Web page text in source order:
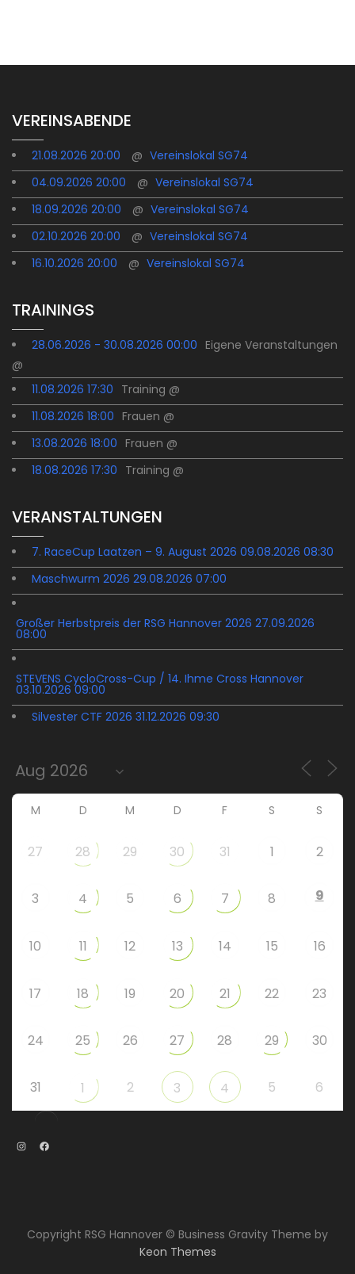
VEREINSABENDE
21.08.2026 20:00 @ Vereinslokal SG74
04.09.2026 20:00
@ Vereinslokal SG74
18.09.2026 20:00
@ Vereinslokal SG74
02.10.2026 20:00
@ Vereinslokal SG74
16.10.2026 20:00
@ Vereinslokal SG74
TRAININGS
28.06.2026 - 30.08.2026 00:00 Eigene Veranstaltungen
@
11.08.2026 17:30 Training @
11.08.2026 18:00 Frauen @
13.08.2026 18:00 Frauen @
18.08.2026 17:30 Training @
VERANSTALTUNGEN
7. RaceCup Laatzen – 9. August 2026 09.08.2026 08:30
Maschwurm 2026 29.08.2026 07:00
Großer Herbstpreis der RSG Hannover 2026 27.09.2026
08:00
STEVENS CycloCross-Cup / 14. Ihme Cross Hannover
03.10.2026 09:00
Silvester CTF 2026 31.12.2026 09:30
M D M D F S S
27 28 29 30 31 1 2
3 4 5 6 7 8 9
10 11 12 13 14 15 16
17 18 19 20 21 22 23
24 25 26 27 28 29 30
31 1 2 3 4 5 6
Copyright RSG Hannover © Business Gravity Theme by
Keon Themes